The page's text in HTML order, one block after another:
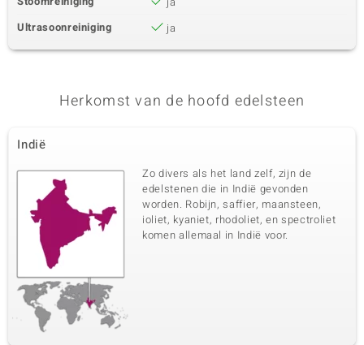
Ultrasoonreiniging
ja
Herkomst van de hoofd edelsteen
Indië
Zo divers als het land zelf, zijn de
edelstenen die in Indië gevonden
worden. Robijn, saffier, maansteen,
ioliet, kyaniet, rhodoliet, en spectroliet
komen allemaal in Indië voor.